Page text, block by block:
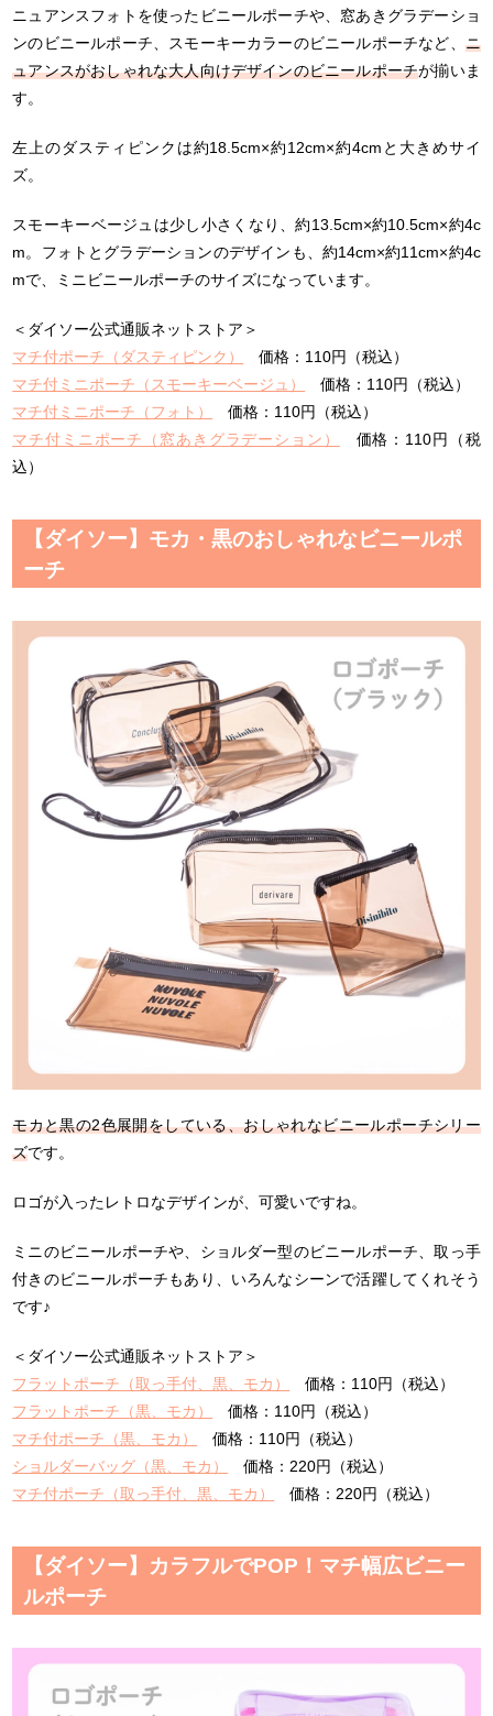
ニュアンスフォトを使ったビニールポーチや、窓あきグラデーショ
ンのビニールポーチ、スモーキーカラーのビニールポーチなど、 ニ
ュアンスがおしゃれな大人向けデザインのビニールポーチが揃いま
す。
左上のダスティピンクは約18.5cm×約12cm×約4cmと大きめサイ
ズ。
スモーキーベージュは少し小さくなり、約13.5cm×約10.5cm×約4c
m。フォトとグラデーションのデザインも、約14cm×約11cm×約4c
mで、ミニビニールポーチのサイズになっています。
＜ダイソー公式通販ネットストア＞
マチ付ポーチ（ダスティピンク）
価格：110円（税込）
マチ付ミニポーチ（スモーキーベージュ）
価格：110円（税込）
マチ付ミニポーチ（フォト）
価格：110円（税込）
マチ付ミニポーチ（窓あきグラデーション）
価格：110円（税
込）
【ダイソー】モカ・黒のおしゃれなビニールポ
ーチ
モカと黒の2色展開をしている、おしゃれなビニールポーチシリー
ズです。
ロゴが入ったレトロなデザインが、可愛いですね。
ミニのビニールポーチや、ショルダー型のビニールポーチ、取っ手
付きのビニールポーチもあり、いろんなシーンで活躍してくれそう
です♪
＜ダイソー公式通販ネットストア＞
フラットポーチ（取っ手付、黒、モカ）
価格：110円（税込）
フラットポーチ（黒、モカ）
価格：110円（税込）
マチ付ポーチ（黒、モカ）
価格：110円（税込）
ショルダーバッグ（黒、モカ）
価格：220円（税込）
マチ付ポーチ（取っ手付、黒、モカ）
価格：220円（税込）
【ダイソー】カラフルでPOP！マチ幅広ビニー
ルポーチ